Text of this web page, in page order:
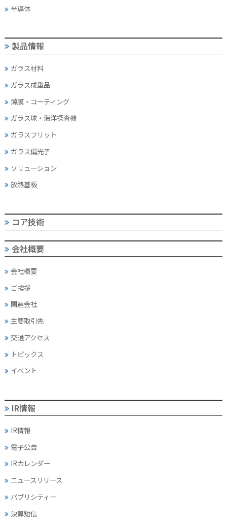
半導体
製品情報
ガラス材料
ガラス成型品
薄膜・コーティング
ガラス球・海洋探査機
ガラスフリット
ガラス偏光子
ソリューション
放熱基板
コア技術
会社概要
会社概要
ご挨拶
関連会社
主要取引先
交通アクセス
トピックス
イベント
IR情報
IR情報
電子公告
IRカレンダー
ニュースリリース
パブリシティー
決算短信